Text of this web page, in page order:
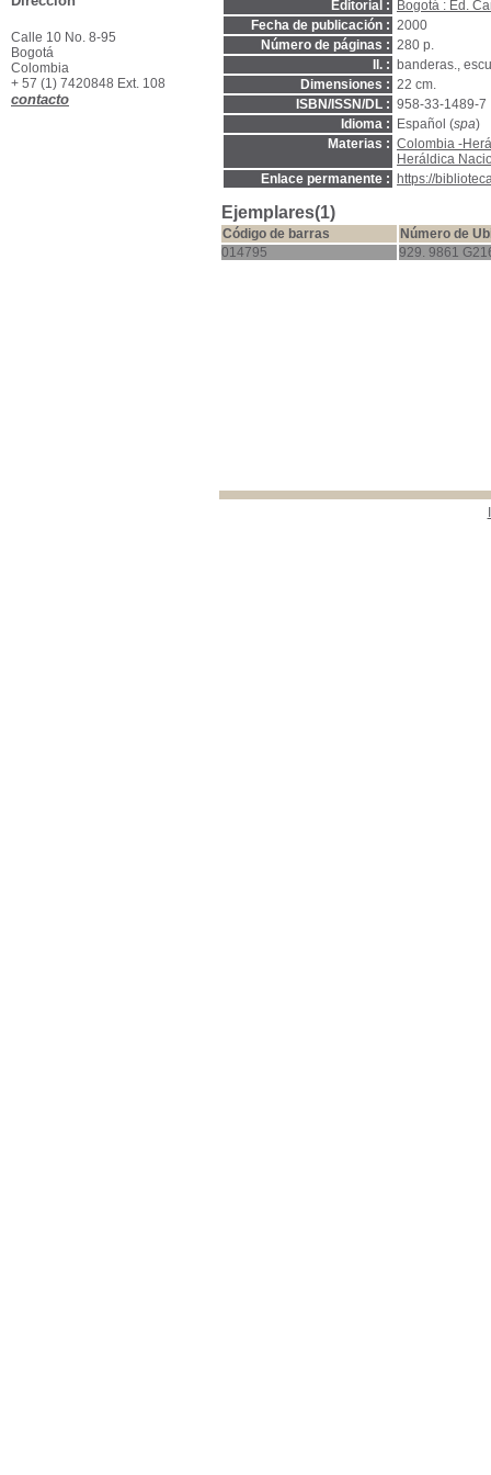
Editorial :
Bogotá : Ed.
Fecha de publicación : 2000
Número de páginas : 280 p.
Il. : banderas.,
Dimensiones : 22 cm.
ISBN/ISSN/DL : 958-33-1489-7
Idioma :
Español (spa)
Materias : Colombia -
Heráldica
Enlace permanente :
https://
Ejemplares(1)
Código de barras
Número de
014795
929. 9861
Calle 10 No. 8-95
Bogotá
Colombia
+ 57 (1) 7420848 Ext. 108
contacto